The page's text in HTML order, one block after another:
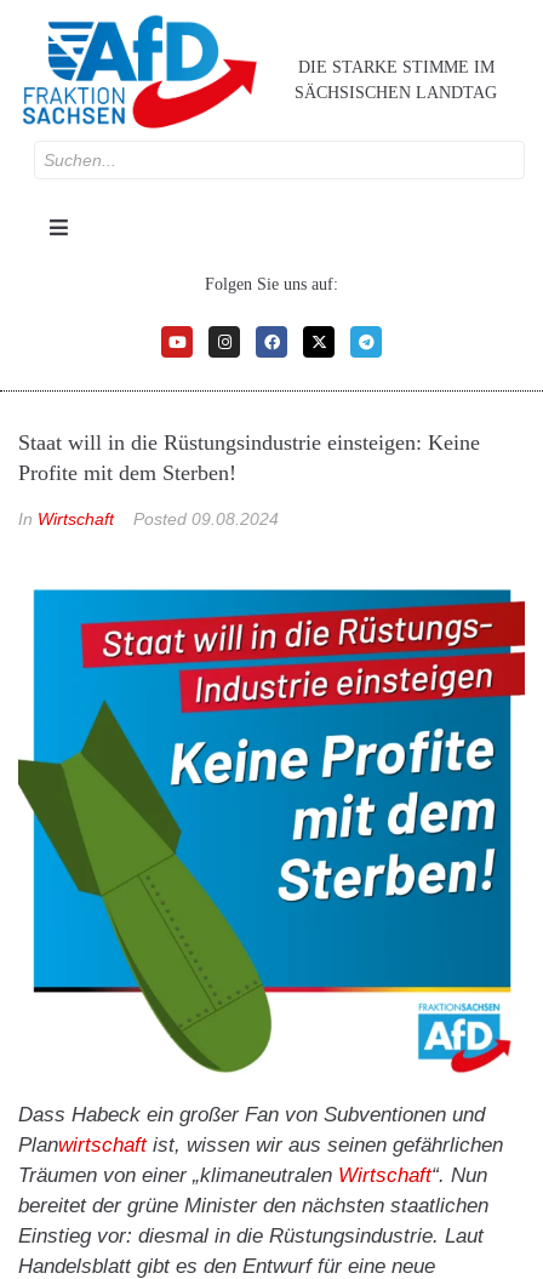
DIE STARKE STIMME IM
SÄCHSISCHEN LANDTAG
Folgen Sie uns auf:
Staat will in die Rüstungsindustrie einsteigen: Keine
Profite mit dem Sterben!
In Wirtschaft Posted 09.08.2024
Dass Habeck ein großer Fan von Subventionen und
Planwirtschaftist, wissen wir aus seinen gefährlichen
Träumen von einer „klimaneutralen Wirtschaft“. Nun
bereitet der grüne Minister den nächsten staatlichen
Einstieg vor: diesmal in die Rüstungsindustrie. Laut
Handelsblatt gibt es den Entwurf für eine neue